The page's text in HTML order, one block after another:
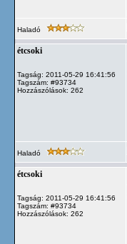
Haladó
étcsoki
Tagság: 2011-05-29 16:41:56
Tagszám: #93734
Hozzászólások: 262
Haladó
étcsoki
Tagság: 2011-05-29 16:41:56
Tagszám: #93734
Hozzászólások: 262